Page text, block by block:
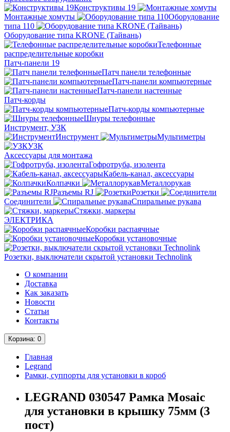
Конструктивы 19
Монтажные хомуты
Оборудование
типа 110
Оборудование типа KRONE (Тайвань)
Телефонные
распределительные коробки
Патч-панели 19
Патч панели телефонные
Патч-панели компьютерные
Патч-панели настенные
Патч-корды
Патч-корды компьютерные
Шнуры телефонные
Инструмент, УЗК
Инструмент
Мультиметры
УЗК
Аксессуары для монтажа
Гофротруба, изолента
Кабель-канал, аксессуары
Колпачки
Металлорукав
Разъемы RJ
Розетки
Соединители
Спиральные рукава
Стяжки, маркеры
ЭЛЕКТРИКА
Коробки распаячные
Коробки установочные
Розетки, выключатели скрытой установки Technolink
О компании
Доставка
Как заказать
Новости
Статьи
Контакты
Корзина: 0
Главная
Legrand
Рамки, суппорты для установки в короб
LEGRAND 030547 Рамка Mosaic
для установки в крышку 75мм (3
пост)